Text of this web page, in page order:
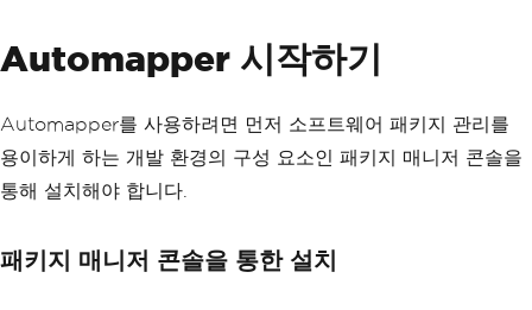
Automapper 시작하기
Automapper를 사용하려면 먼저 소프트웨어 패키지 관리를
용이하게 하는 개발 환경의 구성 요소인 패키지 매니저 콘솔을
통해 설치해야 합니다.
패키지 매니저 콘솔을 통한 설치